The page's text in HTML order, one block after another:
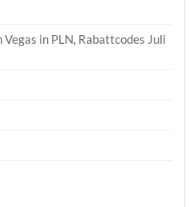
in PLN, Rabattcodes Juli